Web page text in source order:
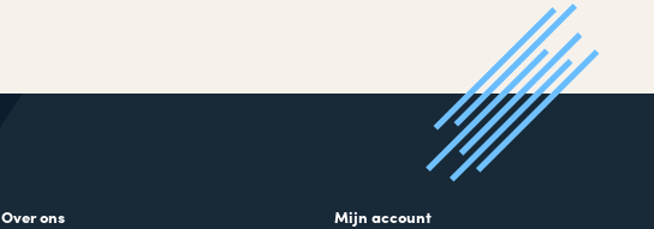
Over ons
Mijn account